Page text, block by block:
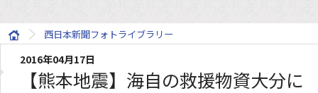
西日本新聞フォトライブラリー
2016年04月17日
【熊本地震】海自の救援物資大分に